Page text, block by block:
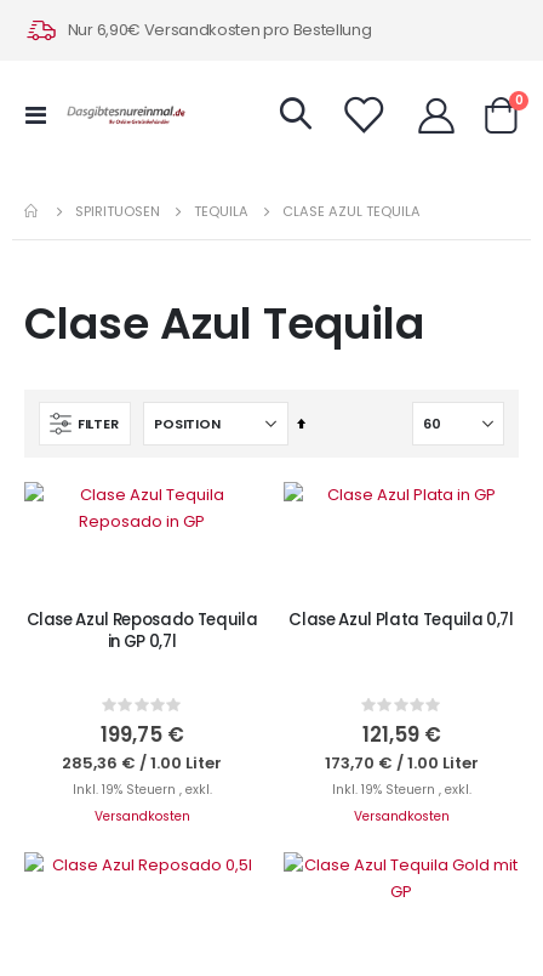
Nur 6,90€ Versandkosten pro Bestellung
Navigation
0
SPIRITUOSEN TEQUILA CLASE AZUL TEQUILA
Clase Azul Tequila
FILTER
In
IN DEN WARENKORB
Clase Azul Reposado Tequila
in GP 0,7l
Rating:
0%
199,75 €
285,36 € /1.00 Liter
Inkl. 19% Steuern , exkl.
Versandkosten
IN DEN WARENKORB
Clase Azul Plata Tequila 0,7l
Rating:
0%
121,59 €
173,70 € /1.00 Liter
Inkl. 19% Steuern , exkl.
Versandkosten
IN DEN WARENKORB
IN DEN WARENKORB